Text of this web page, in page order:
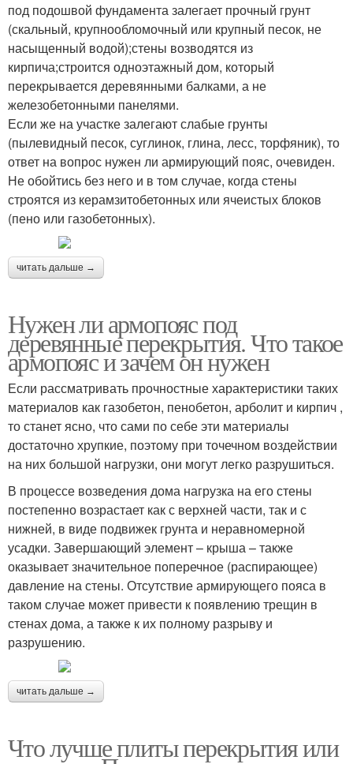
под подошвой фундамента залегает прочный грунт
(скальный, крупнообломочный или крупный песок, не
насыщенный водой);стены возводятся из
кирпича;строится одноэтажный дом, который
перекрывается деревянными балками, а не
железобетонными панелями.
Если же на участке залегают слабые грунты
(пылевидный песок, суглинок, глина, лесс, торфяник), то
ответ на вопрос нужен ли армирующий пояс, очевиден.
Не обойтись без него и в том случае, когда стены
строятся из керамзитобетонных или ячеистых блоков
(пено или газобетонных).
читать дальше →
Нужен ли армопояс под
деревянные перекрытия. Что такое
армопояс и зачем он нужен
Если рассматривать прочностные характеристики таких
материалов как газобетон, пенобетон, арболит и кирпич ,
то станет ясно, что сами по себе эти материалы
достаточно хрупкие, поэтому при точечном воздействии
на них большой нагрузки, они могут легко разрушиться.
В процессе возведения дома нагрузка на его стены
постепенно возрастает как с верхней части, так и с
нижней, в виде подвижек грунта и неравномерной
усадки. Завершающий элемент – крыша – также
оказывает значительное поперечное (распирающее)
давление на стены. Отсутствие армирующего пояса в
таком случае может привести к появлению трещин в
стенах дома, а также к их полному разрыву и
разрушению.
читать дальше →
Что лучше плиты перекрытия или